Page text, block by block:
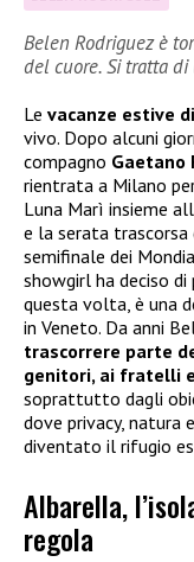
Belen Rodriguez è
del cuore. Si tratta
Le vacanze estive di
vivo. Dopo alcuni
compagno Gaetano
rientrata a Milano
Luna Marì insieme
e la serata
semifinale dei
showgirl ha deciso
questa volta, è una
in Veneto. Da anni
trascorrere parte
genitori, ai fratelli
soprattutto dagli
dove privacy, natura
diventato il rifugio
Albarella,
regola